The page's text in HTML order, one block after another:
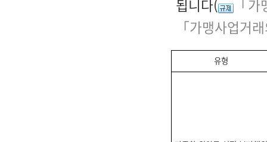
됩니다(
「
「가맹사업거
유형